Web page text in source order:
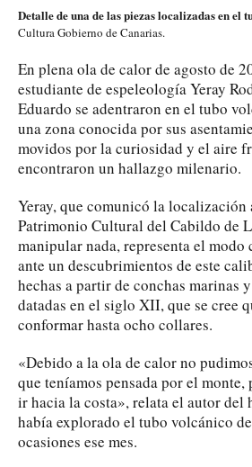
Detalle de una de las piezas localizadas en el
Cultura Gobierno de Canarias.
En plena ola de calor de agosto de
estudiante de espeleología Yeray
Eduardo se adentraron en el tubo
una zona conocida por sus
movidos por la curiosidad y el aire
encontraron un hallazgo milenario.
Yeray, que comunicó la
Patrimonio Cultural del Cabildo de
manipular nada, representa el modo
ante un descubrimientos de este
hechas a partir de conchas marinas
datadas en el siglo XII, que se cree
conformar hasta ocho collares.
«Debido a la ola de calor no
que teníamos pensada por el
ir hacia la costa», relata el autor del
había explorado el tubo volcánico
ocasiones ese mes.